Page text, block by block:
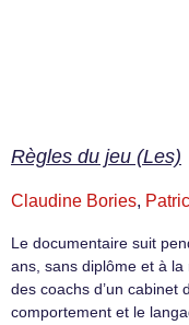
Règles du jeu (Les)
Claudine Bories,
Le documentaire suit
ans, sans diplôme et à la
des coachs d’un cabinet
comportement et le